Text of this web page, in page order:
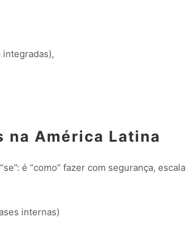
na América Latina
é “como” fazer com segurança, escala
internas)